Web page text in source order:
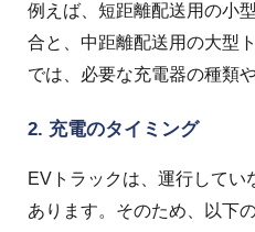
例えば、短距離配送用の小
合と、中距離配送用の大型
では、必要な充電器の種類
2. 充電のタイミング
EVトラックは、運行してい
あります。 そのため、以下